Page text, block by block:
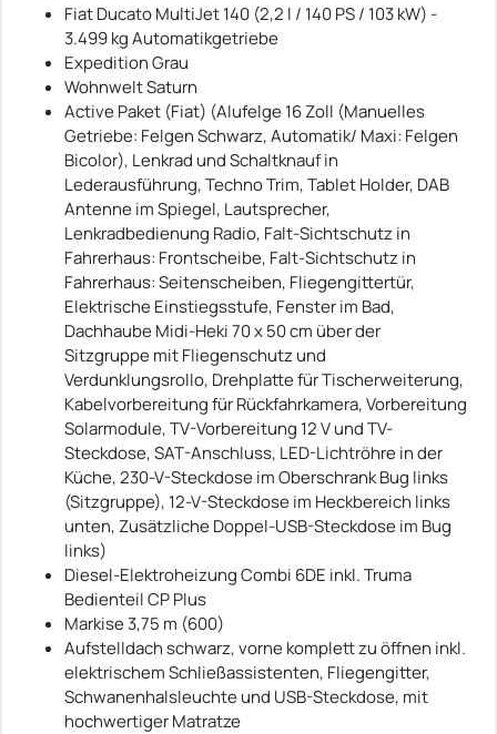
Fiat Ducato MultiJet 140 (2,2 l / 140 PS / 103 kW) -
3.499 kg Automatikgetriebe
Expedition Grau
Wohnwelt Saturn
Active Paket (Fiat) (Alufelge 16 Zoll (Manuelles
Getriebe: Felgen Schwarz, Automatik/ Maxi: Felgen
Bicolor), Lenkrad und Schaltknauf in
Lederausführung, Techno Trim, Tablet Holder, DAB
Antenne im Spiegel, Lautsprecher,
Lenkradbedienung Radio, Falt-Sichtschutz in
Fahrerhaus: Frontscheibe, Falt-Sichtschutz in
Fahrerhaus: Seitenscheiben, Fliegengittertür,
Elektrische Einstiegsstufe, Fenster im Bad,
Dachhaube Midi-Heki 70 x 50 cm über der
Sitzgruppe mit Fliegenschutz und
Verdunklungsrollo, Drehplatte für Tischerweiterung,
Kabelvorbereitung für Rückfahrkamera, Vorbereitung
Solarmodule, TV-Vorbereitung 12 V und TV-
Steckdose, SAT-Anschluss, LED-Lichtröhre in der
Küche, 230-V-Steckdose im Oberschrank Bug links
(Sitzgruppe), 12-V-Steckdose im Heckbereich links
unten, Zusätzliche Doppel-USB-Steckdose im Bug
links)
Diesel-Elektroheizung Combi 6DE inkl. Truma
Bedienteil CP Plus
Markise 3,75 m (600)
Aufstelldach schwarz, vorne komplett zu öffnen inkl.
elektrischem Schließassistenten, Fliegengitter,
Schwanenhalsleuchte und USB-Steckdose, mit
hochwertiger Matratze